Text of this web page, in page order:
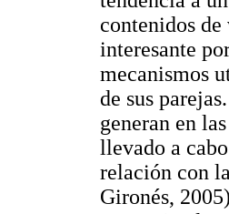
contenidos
interesante
mecanismos
de sus
generan en
llevado a
relación con
Gironés,